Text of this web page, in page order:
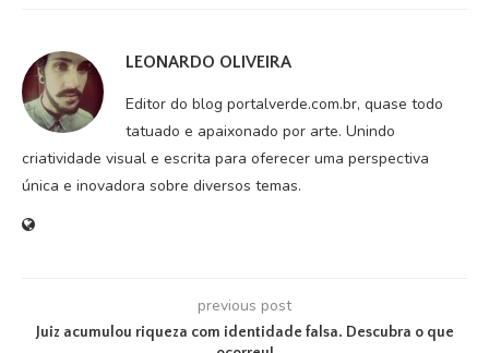
LEONARDO OLIVEIRA
Editor do blog portalverde.com.br, quase todo
tatuado e apaixonado por arte. Unindo
criatividade visual e escrita para oferecer uma perspectiva
única e inovadora sobre diversos temas.
previous post
Juiz acumulou riqueza com identidade falsa. Descubra o que